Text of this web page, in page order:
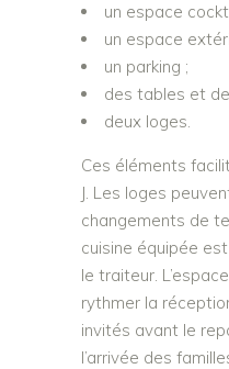
un espace
un espace
un parking ;
des tables et
deux loges.
Ces éléments
J. Les loges
changements de
cuisine équipée
le traiteur.
rythmer la
invités avant le
l’arrivée des